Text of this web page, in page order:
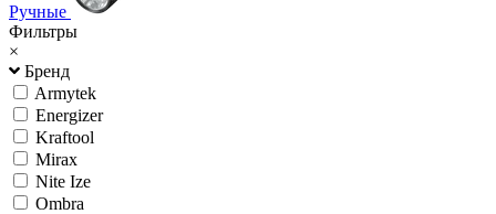
Ручные
Фильтры
×
Бренд
Armytek
Energizer
Kraftool
Mirax
Nite Ize
Ombra